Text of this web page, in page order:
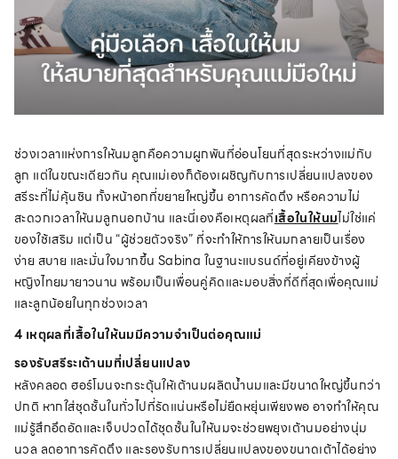
ช่วงเวลาแห่งการให้นมลูกคือความผูกพันที่อ่อนโยนที่สุดระหว่างแม่กับ
ลูก แต่ในขณะเดียวกัน คุณแม่เองก็ต้องเผชิญกับการเปลี่ยนแปลงของ
สรีระที่ไม่คุ้นชิน ทั้งหน้าอกที่ขยายใหญ่ขึ้น อาการคัดตึง หรือความไม่
สะดวกเวลาให้นมลูกนอกบ้าน และนี่เองคือเหตุผลที่เสื้อในให้นมไม่ใช่แค่
ของใช้เสริม แต่เป็น “ผู้ช่วยตัวจริง” ที่จะทำให้การให้นมกลายเป็นเรื่อง
ง่าย สบาย และมั่นใจมากขึ้น Sabina ในฐานะแบรนด์ที่อยู่เคียงข้างผู้
หญิงไทยมายาวนาน พร้อมเป็นเพื่อนคู่คิดและมอบสิ่งที่ดีที่สุดเพื่อคุณแม่
และลูกน้อยในทุกช่วงเวลา
4 เหตุผลที่เสื้อในให้นมมีความจำเป็นต่อคุณแม่
รองรับสรีระเต้านมที่เปลี่ยนแปลง
หลังคลอด ฮอร์โมนจะกระตุ้นให้เต้านมผลิตน้ำนมและมีขนาดใหญ่ขึ้นกว่า
ปกติ หากใส่ชุดชั้นในทั่วไปที่รัดแน่นหรือไม่ยืดหยุ่นเพียงพอ อาจทำให้คุณ
แม่รู้สึกอึดอัดและเจ็บปวดได้ชุดชั้นในให้นมจะช่วยพยุงเต้านมอย่างนุ่ม
นวล ลดอาการคัดตึง และรองรับการเปลี่ยนแปลงของขนาดเต้าได้อย่าง